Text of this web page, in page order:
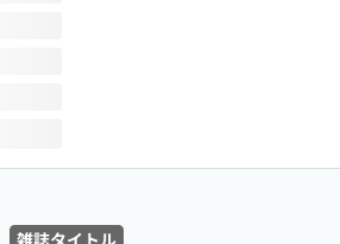
雑誌タイトル